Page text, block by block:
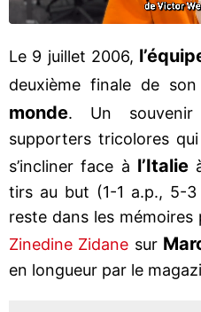
Le 9 juillet 2006,
deuxième finale de
monde. Un souvenir
supporters tricolores
s’incliner face à l’Italie
tirs au but (1-1 a.p., 5-
reste dans les
Zinedine Zidane sur
en longueur par le